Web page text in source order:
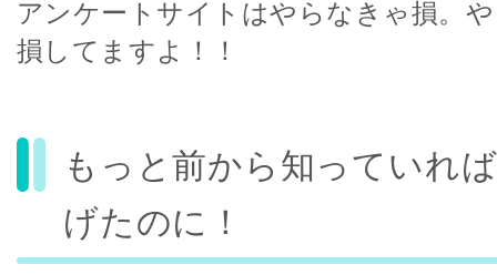
アンケートサイトはやらなきゃ損。
損してますよ！！
もっと前から知っていれ
げたのに！